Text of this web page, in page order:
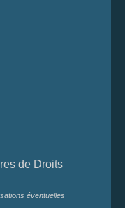
de Droits
éventuelles